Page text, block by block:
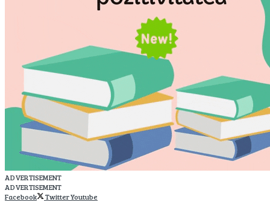
ADVERTISEMENT
ADVERTISEMENT
Facebook
TwitterYoutube